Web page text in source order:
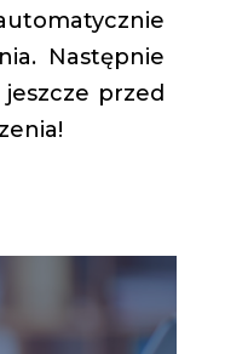
Następnie
przed